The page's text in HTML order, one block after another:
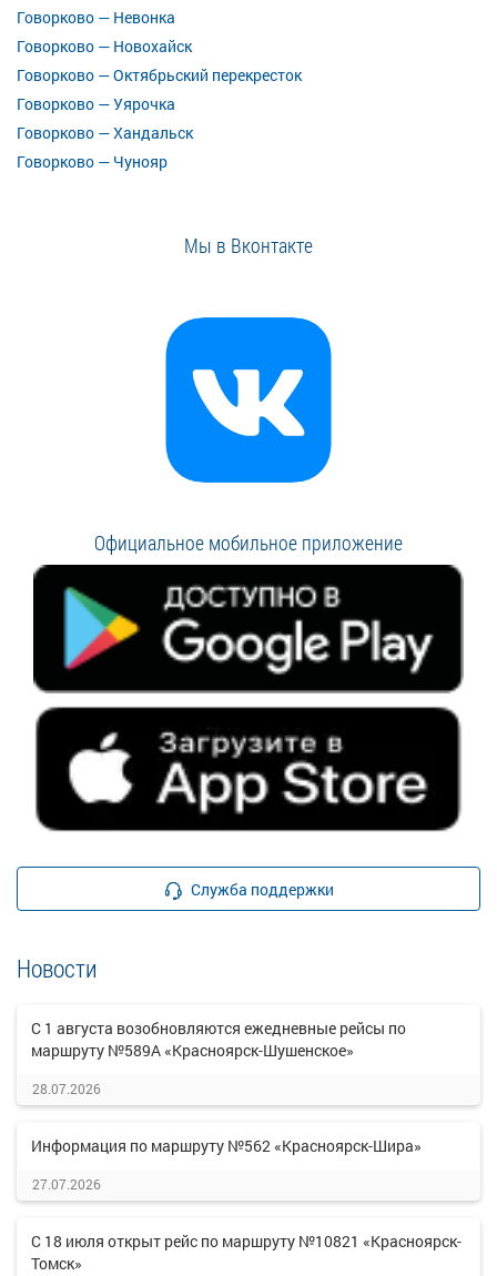
Говорково — Невонка
Говорково — Новохайск
Говорково — Октябрьский перекресток
Говорково — Уярочка
Говорково — Хандальск
Говорково — Чунояр
Мы в Вконтакте
Официальное мобильное приложение
Служба поддержки
Новости
С 1 августа возобновляются ежедневные рейсы по
маршруту №589А «Красноярск-Шушенское»
28.07.2026
Информация по маршруту №562 «Красноярск-Шира»
27.07.2026
С 18 июля открыт рейс по маршруту №10821 «Красноярск-
Томск»